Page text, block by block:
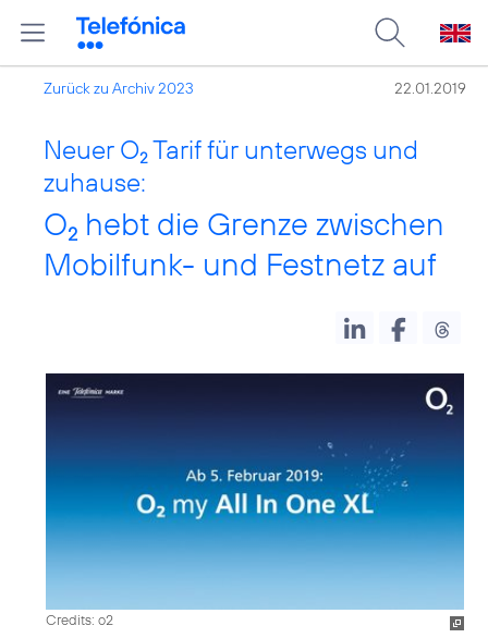
Zurück zu Archiv 2023 22.01.2019
Neuer O2 Tarif für unterwegs und
zuhause:
O2 hebt die Grenze zwischen
Mobilfunk- und Festnetz auf
Credits: o2